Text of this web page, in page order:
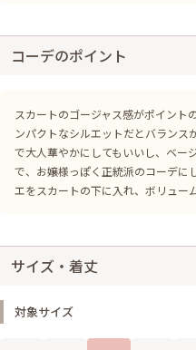
コーデのポイント
スカートのゴージャス感がポイント
ンパクトなシルエットだとバランス
で大人華やかにしてもいいし、ベー
で、お嬢様っぽく正統派のコーデ
エをスカートの下に入れ、ボリュー
サイズ・着丈
対象サイズ